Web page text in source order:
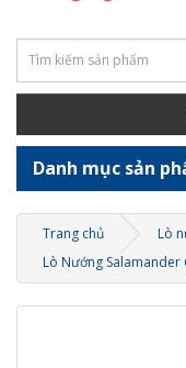
Danh mục sản
Trang chủ
Lò
Lò Nướng Salamander